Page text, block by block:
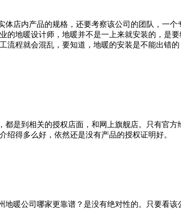
店内产品的规格，还要考察该公司的团队，一个
地暖设计师，地暖并不是一上来就安装的，是
程就会混乱，要知道，地暖的安装是不能出错的
是到相关的授权店面，和网上旗舰店。只有官方
得多么好，依然还是没有产品的授权证明好。
暖公司哪家更靠谱？是没有绝对性的。只要看该